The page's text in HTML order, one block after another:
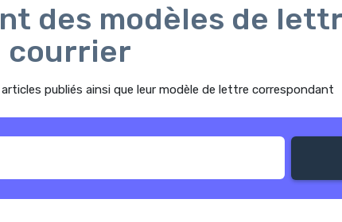
des modèles de
courrier
publiés ainsi que leur modèle de lettre correspondant